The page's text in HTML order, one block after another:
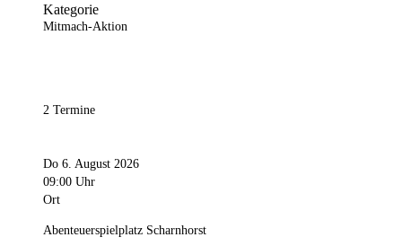
Kategorie
Mitmach-Aktion
2 Termine
Do 6. August 2026
09:00 Uhr
Ort
Abenteuerspielplatz Scharnhorst